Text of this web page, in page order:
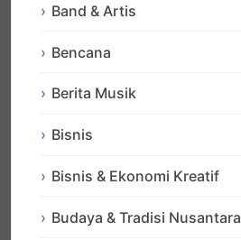
Band & Artis
Bencana
Berita Musik
Bisnis
Bisnis & Ekonomi Kreatif
Budaya & Tradisi Nusantara